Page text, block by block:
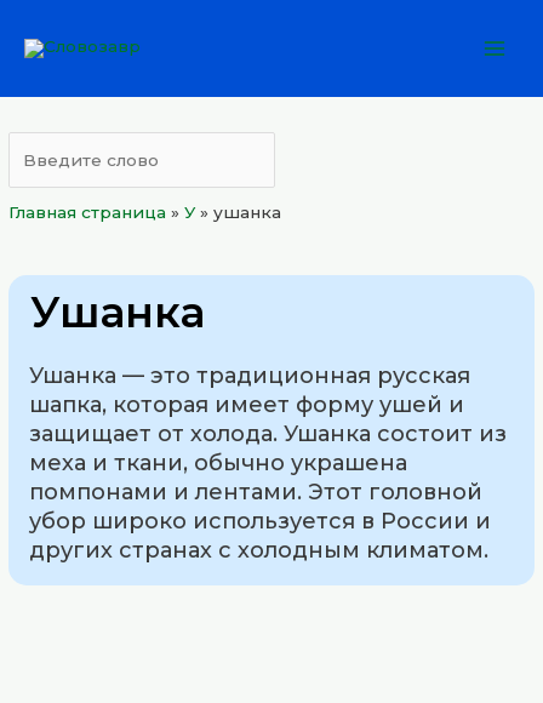
Главная страница »У »ушанка
Ушанка
Ушанка — это традиционная русская
шапка, которая имеет форму ушей и
защищает от холода. Ушанка состоит из
меха и ткани, обычно украшена
помпонами и лентами. Этот головной
убор широко используется в России и
других странах с холодным климатом.